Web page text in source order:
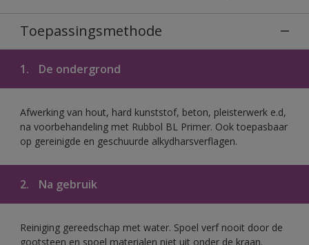
Toepassingsmethode
1. De ondergrond
Afwerking van hout, hard kunststof, beton, pleisterwerk e.d,
na voorbehandeling met Rubbol BL Primer. Ook toepasbaar
op gereinigde en geschuurde alkydharsverflagen.
2. Na gebruik
Reiniging gereedschap met water. Spoel verf nooit door de
gootsteen en spoel materialen niet uit onder de kraan.